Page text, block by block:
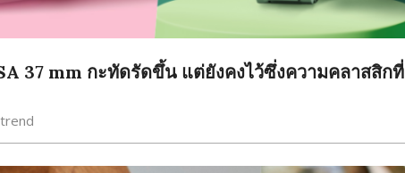
37 mm กะทัดรัดขึ้น แต่ยังคงไว้ซึ่งความคลาสสิกที่